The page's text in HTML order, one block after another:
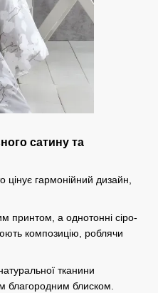
сатину та
цінує гармонійний дизайн,
принтом, а однотонні сіро-
композицію, роблячи
тканини
благородним блиском.